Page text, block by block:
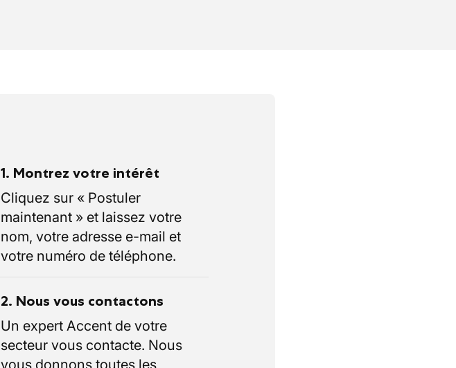
1. Montrez votre intérêt
Cliquez sur « Postuler
maintenant » et laissez votre
nom, votre adresse e-mail et
votre numéro de téléphone.
2. Nous vous contactons
Un expert Accent de votre
secteur vous contacte. Nous
vous donnons toutes les